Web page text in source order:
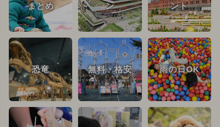
まとめ
ン
ント
恐竜 無料・格安 雨の日OK